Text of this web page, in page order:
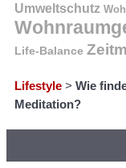
Umweltschutz
Life-Balance
Lifestyle > Wie
Meditation?